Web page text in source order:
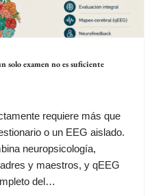
solo examen no es suficiente
requiere más que
o un EEG aislado.
neuropsicología,
y maestros, y qEEG
del…